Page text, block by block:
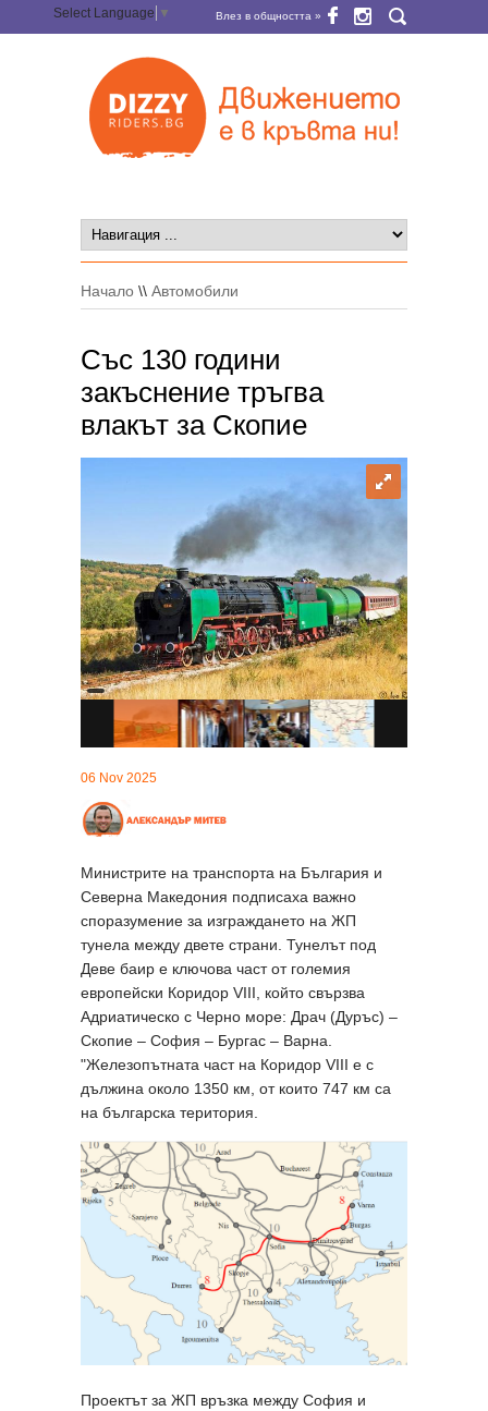
Select Language ▼ Влез в общността »
Начало \\ Автомобили
Със 130 години
закъснение тръгва
влакът за Скопие
06 Nov 2025
Министрите на транспорта на България и
Северна Македония подписаха важно
споразумение за изграждането на ЖП
тунела между двете страни. Тунелът под
Деве баир е ключова част от големия
европейски Коридор VIII, който свързва
Адриатическо с Черно море: Драч (Дуръс) –
Скопие – София – Бургас – Варна.
"Железопътната част на Коридор VIII е с
дължина около 1350 км, от които 747 км са
на българска територия.
Проектът за ЖП връзка между София и